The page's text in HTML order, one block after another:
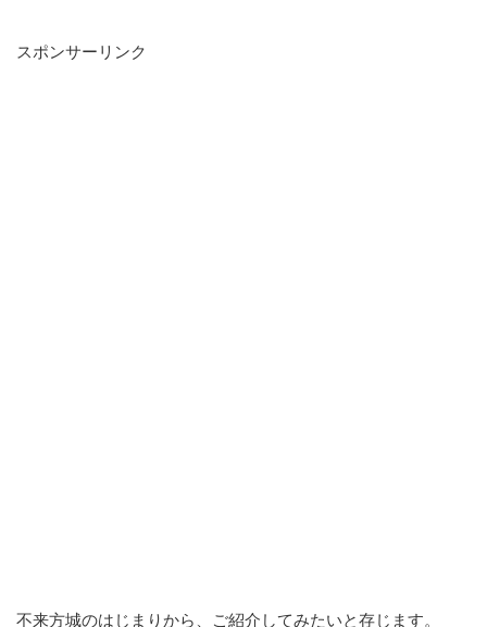
スポンサーリンク
不来方城のはじまりから、ご紹介してみたいと存じます。